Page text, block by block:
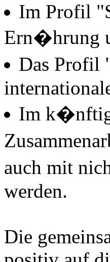
Im Profil
Ern�hrung
Das Profil
Im
auch mit
werden.
Die